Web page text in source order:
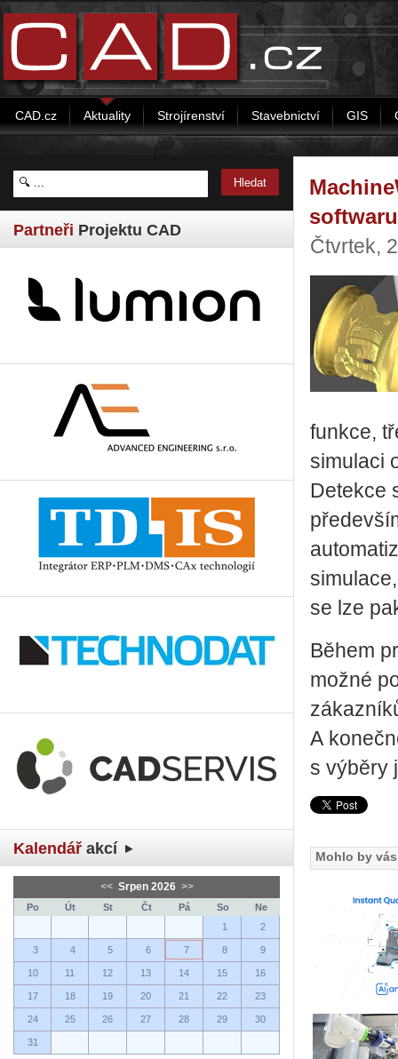
CAD.cz Aktuality Strojírenství Stavebnictví GIS
Partneři Projektu CAD
Kalendář akcí
<< Srpen 2026 >>
Po Út St Čt Pá So
Ne
1
2
3 4 5 6 7 8 9
10 11 12 13 14 15 16
17 18 19 20 21 22 23
24 25 26 27 28 29 30
31
softwaru
Čtvrtek,
funkce,
simulaci
Detekce
se lze
Během
možné
A
s výběry
Mohlo by